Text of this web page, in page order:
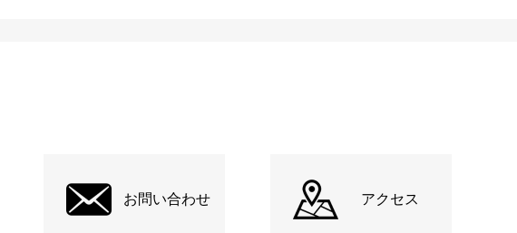
お問い合わせ アクセス